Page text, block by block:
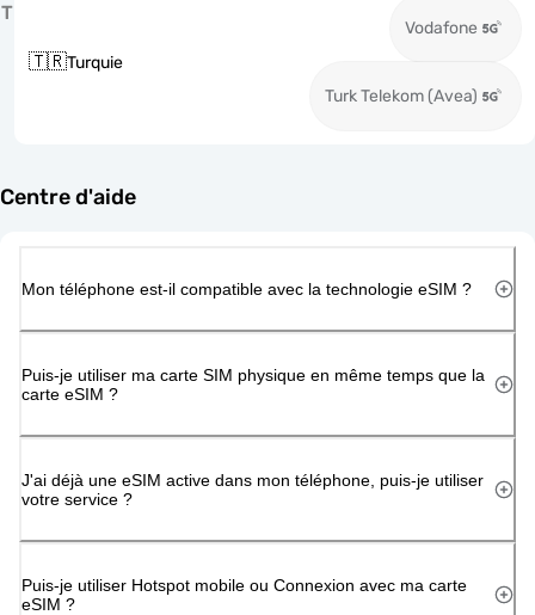
T
🇹🇷Turquie
Vodafone
Turk Telekom (Avea)
Centre d'aide
Mon téléphone est-il compatible avec la technologie eSIM ?
Puis-je utiliser ma carte SIM physique en même temps que la
carte eSIM ?
J'ai déjà une eSIM active dans mon téléphone, puis-je utiliser
votre service ?
Puis-je utiliser Hotspot mobile ou Connexion avec ma carte
eSIM ?